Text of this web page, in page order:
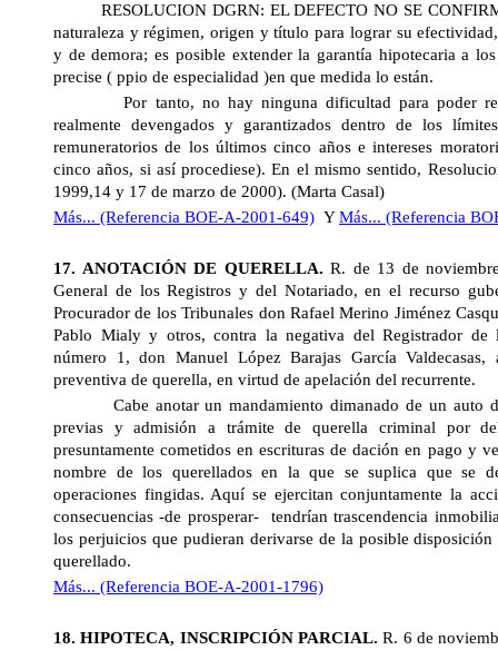
RESOLUCION DGRN: EL DEFECTO NO SE
naturaleza y régimen, origen y título para lograr su
y de demora; es posible extender la garantía hipotecaria a
precise ( ppio de especialidad )en que medida lo están.
Por tanto, no hay ninguna dificultad para poder
realmente devengados y garantizados dentro de los
remuneratorios de los últimos cinco años e intereses
cinco años, si así procediese). En el mismo sentido,
1999,14 y 17 de marzo de 2000). (Marta Casal)
Más... (Referencia BOE-A-2001-649) YMás... (Referencia
17. ANOTACIÓN DE QUERELLA. R. de 13 de
General de los Registros y del Notariado, en el recurso
Procurador de los Tribunales don Rafael Merino Jiménez
Pablo Mialy y otros, contra la negativa del Registrador de
número 1, don Manuel López Barajas García Valdecasas,
preventiva de querella, en virtud de apelación del recurrente.
Cabe anotar un mandamiento dimanado de un auto
previas y admisión a trámite de querella criminal por
presuntamente cometidos en escrituras de dación en pago y
nombre de los querellados en la que se suplica que se
operaciones fingidas. Aquí se ejercitan conjuntamente la
consecuencias -de prosperar-
tendrían trascendencia
los perjuicios que pudieran derivarse de la posible
querellado.
Más... (Referencia BOE-A-2001-1796)
18. HIPOTECA, INSCRIPCIÓN PARCIAL. R. 6 de